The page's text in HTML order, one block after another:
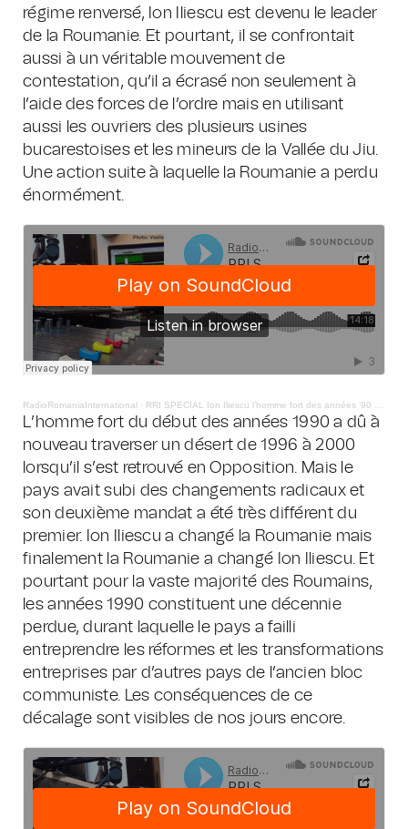
régime renversé, Ion Iliescu est devenu le leader
de la Roumanie. Et pourtant, il se confrontait
aussi à un véritable mouvement de
contestation, qu’il a écrasé non seulement à
l’aide des forces de l’ordre mais en utilisant
aussi les ouvriers des plusieurs usines
bucarestoises et les mineurs de la Vallée du Jiu.
Une action suite à laquelle la Roumanie a perdu
énormément.
RadioRomaniaInternational · RRI SPECIAL Ion Iliescu l’homme fort des années ’90 – 18.09.2025
L’homme fort du début des années 1990 a dû à
nouveau traverser un désert de 1996 à 2000
lorsqu’il s’est retrouvé en Opposition. Mais le
pays avait subi des changements radicaux et
son deuxième mandat a été très différent du
premier. Ion Iliescu a changé la Roumanie mais
finalement la Roumanie a changé Ion Iliescu. Et
pourtant pour la vaste majorité des Roumains,
les années 1990 constituent une décennie
perdue, durant laquelle le pays a failli
entreprendre les réformes et les transformations
entreprises par d’autres pays de l’ancien bloc
communiste. Les conséquences de ce
décalage sont visibles de nos jours encore.